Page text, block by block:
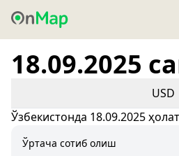
18.09.2025
USD
Ўзбекистонда 18.09.2025
Ўртача сотиб олиш